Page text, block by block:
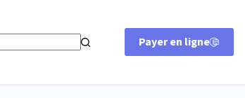
Payer en ligne